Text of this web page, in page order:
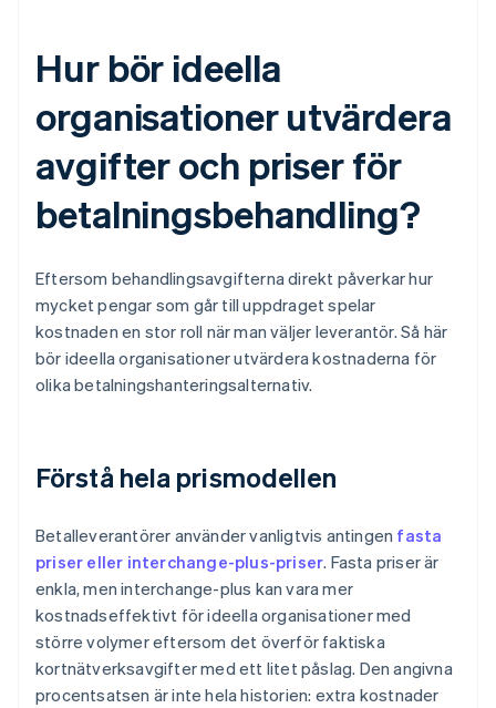
Hur bör ideella
organisationer utvärdera
avgifter och priser för
betalningsbehandling?
Eftersom behandlingsavgifterna direkt påverkar hur
mycket pengar som går till uppdraget spelar
kostnaden en stor roll när man väljer leverantör. Så här
bör ideella organisationer utvärdera kostnaderna för
olika betalningshanteringsalternativ.
Förstå hela prismodellen
Betalleverantörer använder vanligtvis antingen fasta
priser eller interchange-plus-priser. Fasta priser är
enkla, men interchange-plus kan vara mer
kostnadseffektivt för ideella organisationer med
större volymer eftersom det överför faktiska
kortnätverksavgifter med ett litet påslag. Den angivna
procentsatsen är inte hela historien: extra kostnader